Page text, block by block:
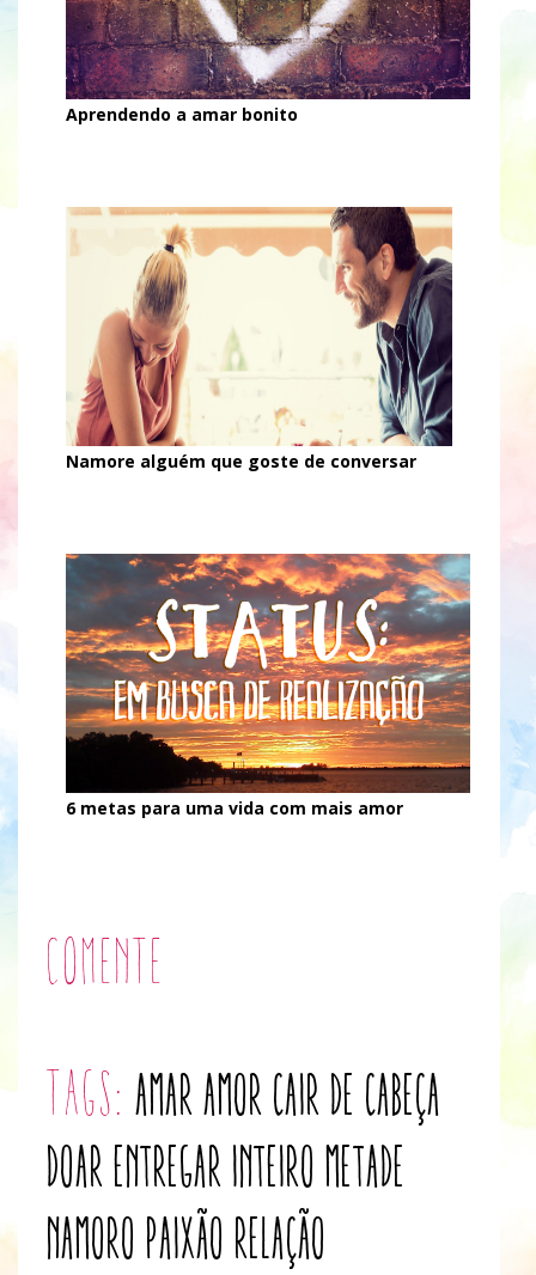
Aprendendo a amar bonito
Namore alguém que goste de conversar
6 metas para uma vida com mais amor
Comente
tags: amaramorcair de cabeça
doarentregarinteiro metade
namoro paixão relação